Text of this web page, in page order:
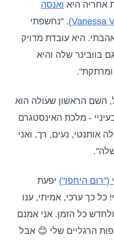
אחריה היא ואנסה
. "נחשפתי
היא עובדת מדויק
בוובינר שלה והיא
השם הראשון שעולה הוא
- מלכת האינסטגרם
אותנטי, נעים, רך, ואני
("רום היחפן") יפעת
כך ערכי, אמיתי, ענו
כל הזמן. אני אמנם
הרגליים שלי 😊 אבל